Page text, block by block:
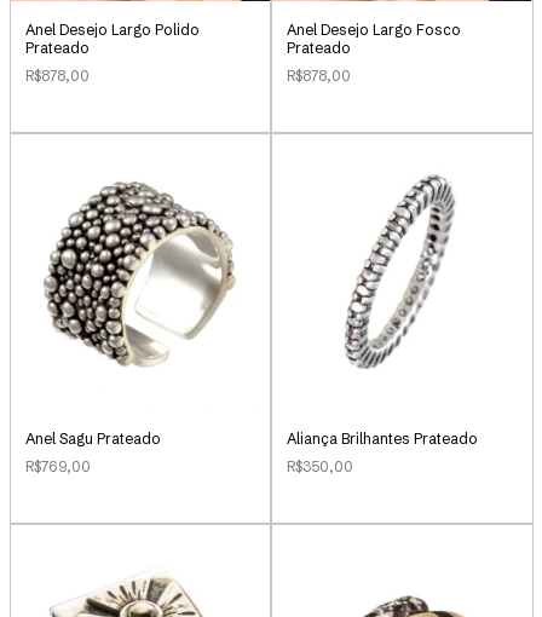
Anel Desejo Largo Polido
Prateado
R$878,00
Anel Desejo Largo Fosco
Prateado
R$878,00
Anel Sagu Prateado
R$769,00
Aliança Brilhantes Prateado
R$350,00